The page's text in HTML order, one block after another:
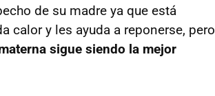
de su madre ya que está
calor y les ayuda a reponerse, pero
sigue siendo la mejor